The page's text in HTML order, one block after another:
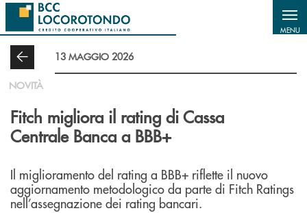
Salta al contenuto principale
MENU
13 MAGGIO 2026
NOVITÀ
Fitch migliora il rating di Cassa
Centrale Banca a BBB+
Il miglioramento del rating a BBB+ riflette il nuovo
aggiornamento metodologico da parte di Fitch Ratings
nell’assegnazione dei rating bancari.